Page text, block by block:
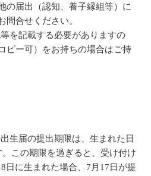
の届出（認知、養子縁組等）に
問合せください。
を記載する必要がありますの
ピー可）をお持ちの場合はご持
生届の提出期限は、生まれた日
この期限を過ぎると、受け付け
日に生まれた場合、7月17日が提